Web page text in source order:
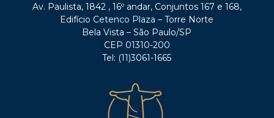
Av. Paulista, 1842 , 16º andar, Conjuntos 167 e 168,
Edifício Cetenco Plaza – Torre Norte
Bela Vista – São Paulo/SP
CEP 01310-200
Tel: (11)3061-1665